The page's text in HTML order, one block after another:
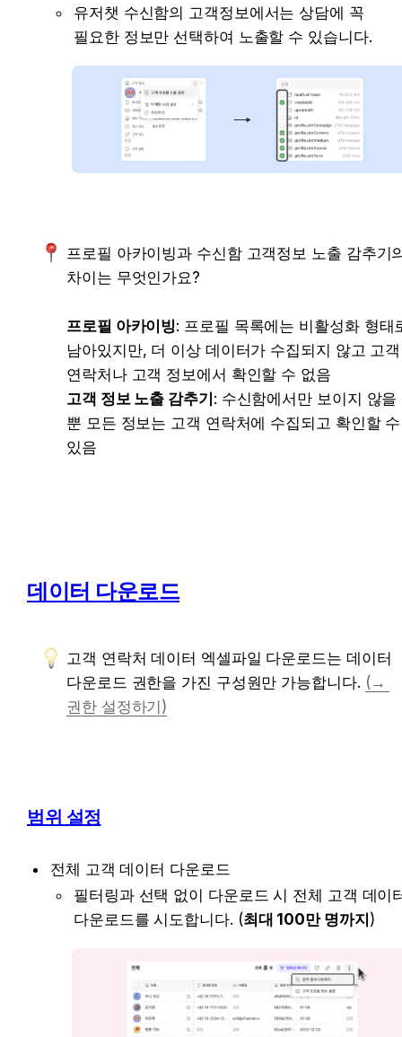
유저챗 수신함의 고객정보에서는 상담에 꼭
필요한 정보만 선택하여 노출할 수 있습니다.
프로필 아카이빙과 수신함 고객정보 노출 감추기
차이는 무엇인가요?
프로필 아카이빙: 프로필 목록에는 비활성화 형태
남아있지만, 더 이상 데이터가 수집되지 않고 고객
고객 정보 노출 감추기: 수신함에서만 보이지 않을
뿐 모든 정보는 고객 연락처에 수집되고 확인할 수
있음
데이터 다운로드
고객 연락처 데이터 엑셀파일 다운로드는 데이터
다운로드 권한을 가진 구성원만 가능합니다. (→
권한 설정하기)
범위 설정
전체 고객 데이터 다운로드
필터링과 선택 없이 다운로드 시 전체 고객 데이
다운로드를 시도합니다. (최대 100만 명까지 )